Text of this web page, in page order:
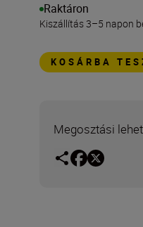
Raktáron
Kiszállítás 3–5 napon
KOSÁRBA
Megosztási